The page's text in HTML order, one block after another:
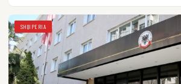
SHQIPERIA